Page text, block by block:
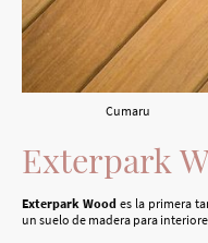
Cumaru
Exterpark
Exterpark Wood es la primera
un suelo de madera para